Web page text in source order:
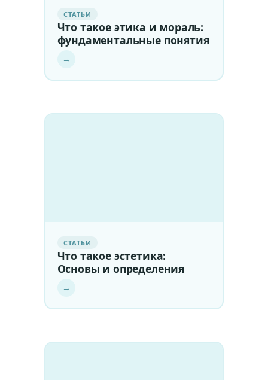
СТАТЬИ
Что такое этика и мораль:
фундаментальные понятия
→
СТАТЬИ
Что такое эстетика:
Основы и определения
→